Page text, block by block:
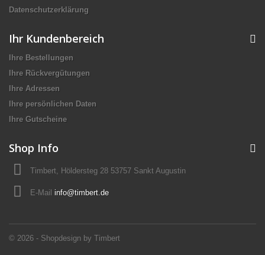
Datenschutzerklärung
© 2026 - Shopdesign by Timbert
Ihr Kundenbereich
Ihre Bestellungen
Ihre Rückvergütungen
Ihre Adressen
Ihre persönlichen Daten
Ihre Gutscheine
Shop Info
Timbert, Höldersteg 28 53757 Sankt Augustin
E-Mail info@timbert.de